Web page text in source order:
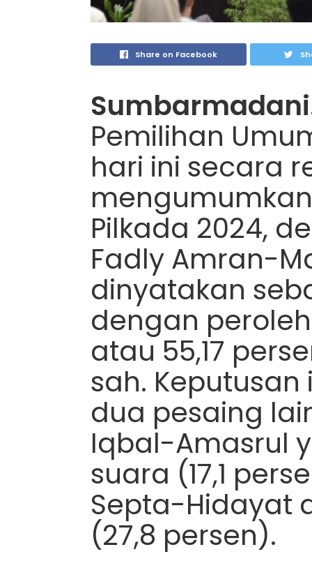
Share on Facebook
Pemilihan
hari ini secara
Pilkada 2024,
Fadly Amran-
dinyatakan
dengan
atau 55,17
sah.
dua pesaing
Iqbal-Amasrul
suara (17,1
Septa-Hidayat
(27,8 persen).